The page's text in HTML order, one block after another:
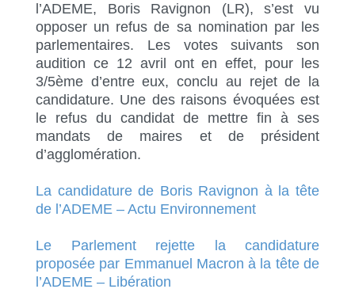
l’ADEME, Boris Ravignon (LR), s’est vu
opposer un refus de sa nomination par les
parlementaires. Les votes suivants son
audition ce 12 avril ont en effet, pour les
3/5ème d’entre eux, conclu au rejet de la
candidature. Une des raisons évoquées est
le refus du candidat de mettre fin à ses
mandats de maires et de président
d’agglomération.
La candidature de Boris Ravignon à la tête
de l’ADEME – Actu Environnement
Le Parlement rejette la candidature
proposée par Emmanuel Macron à la tête de
l’ADEME – Libération